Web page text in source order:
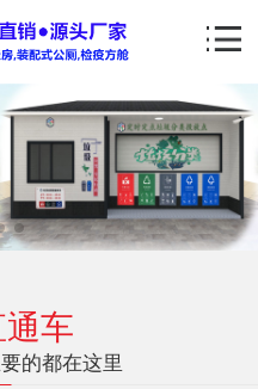
车
的都在这里